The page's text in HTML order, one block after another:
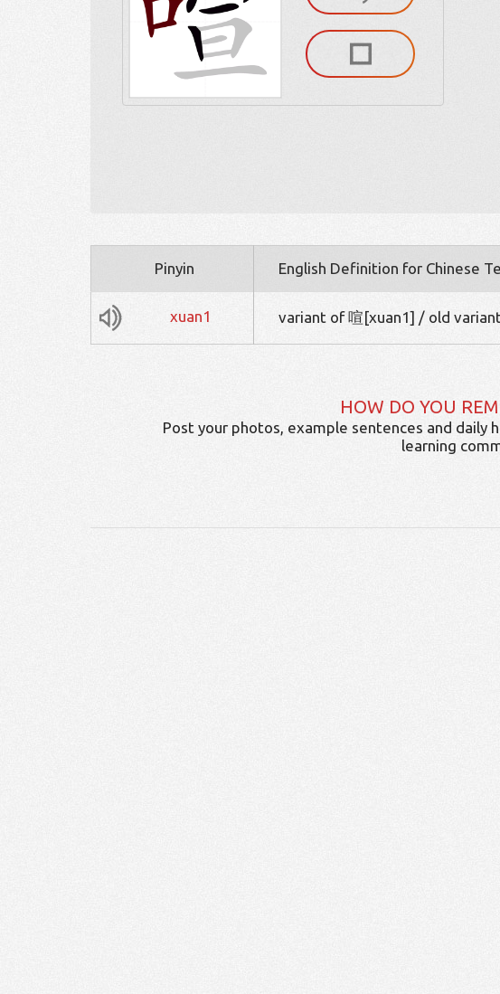
Pinyin English Definition for Chinese
xuan1 variant of 喧[xuan1] / old
HOW DO YOU
Post your photos, example sentences and daily
learning